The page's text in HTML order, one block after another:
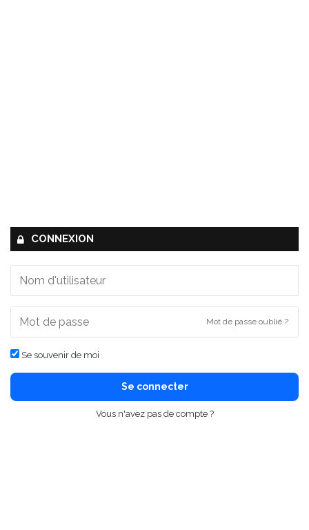
CONNEXION
Mot de passe oublié ?
Se souvenir de moi
Se connecter
Vous n'avez pas de compte ?